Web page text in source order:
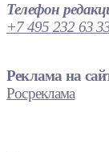
Телефон
+7 495 232 63
Реклама на
Росреклама